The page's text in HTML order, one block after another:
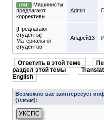
[ОМ]
Машинисты
предлагают
коррективы
Admin
[Предлагают
студенты]
Материалы от
студентов
Андрей13
Ответить в этой теме
раздел этой темы
English
Возможно вас заинтересует
(темам):
УКСПС